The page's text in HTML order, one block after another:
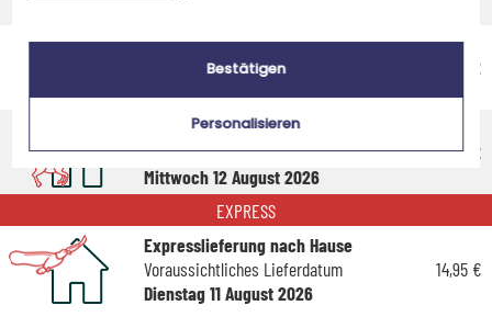
Economy-Versand nach Hause
Voraussichtliches Lieferdatum
Dienstag 18 August 2026
4,95 €
Standardlieferung nach Hause
Voraussichtliches Lieferdatum
Mittwoch 12 August 2026
8,95 €
EXPRESS
Expresslieferung nach Hause
Voraussichtliches Lieferdatum
Dienstag 11 August 2026
14,95 €
Bestätigen
Personalisieren